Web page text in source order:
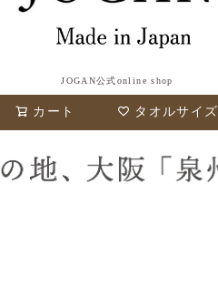
JOGAN公式online shop
カート タオルサイズ
検索